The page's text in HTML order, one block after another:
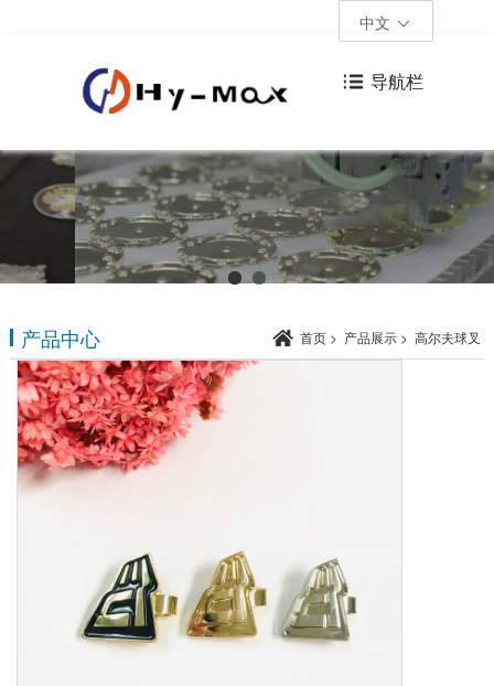
中文
导航栏
产品中心 首页 > 产品展示 > 高尔夫球叉